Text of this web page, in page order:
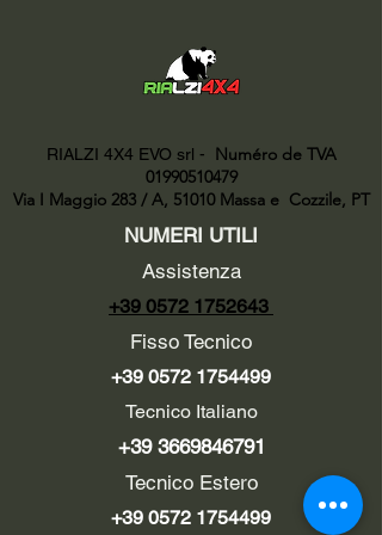
RIALZI 4X4 EVO srl -
Numéro de TVA
01990510479
Via I Maggio 283 / A, 51010 Massa e Cozzile, PT
NUMERI UTILI
Assistenza
+39 0572 1752643
Fisso Tecnico
+39 0572 1754499
Tecnico Italiano
+39 3669846791
Tecnico Estero
+39 0572 1754499